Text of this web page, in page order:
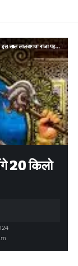
इस साल लालबागचा राजा पहनेंगे 20 किलो सोने का मुकुट
20 किलो